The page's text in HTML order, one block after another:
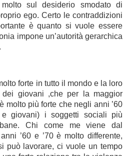
sul desiderio smodato di
ego. Certo le contraddizioni
è quanto si vuole essere
impone un’autorità gerarchica
forte in tutto il mondo e la loro
giovani ,che per la maggior
molto più forte che negli anni ’60
giovani) i soggetti sociali più
Chi come me viene dal
’60 e ’70 è molto differente,
può lavorare, ci vuole un tempo